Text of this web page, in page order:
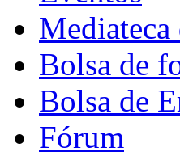
Mediateca
Bolsa de
Bolsa de
Fórum